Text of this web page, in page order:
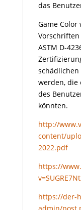
das
Game
ASTM D-
schädlichen
werden, die
des
könnten.
http://
content/
2022.pdf
https://
https://der-